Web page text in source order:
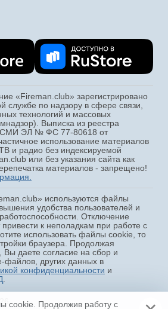
«Fireman.club» зарегистрировано
службе по надзору в сфере связи,
технологий и массовых
Выписка из реестра
СМИ ЭЛ № ФС 77-80618 от
использование материалов
и радио без индексируемой
или без указания сайта как
материалов - запрещено!
используются файлы
удобства пользователей и
Отключение
к неполадкам при работе с
использовать файлы cookie, то
браузера. Продолжая
Вы даете согласие на сбор и
файлов, других данных в
конфиденциальности и
cookie. Продолжив работу с